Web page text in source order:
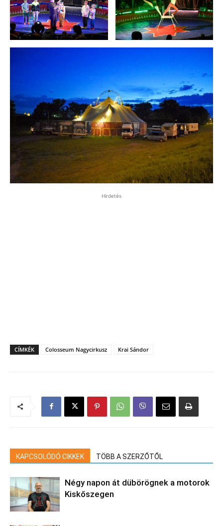
Hirdetés
CÍMKÉK Colosseum Nagycirkusz Krai Sándor
KAPCSOLÓDÓ CIKKEK TÖBB A SZERZŐTŐL
Négy napon át dübörögnek a motorok
Kiskőszegen